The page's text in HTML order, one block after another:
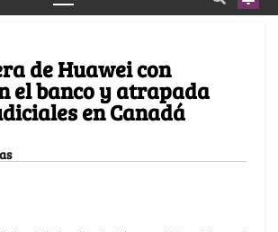
de Huawei con
el banco y atrapada
en Canadá